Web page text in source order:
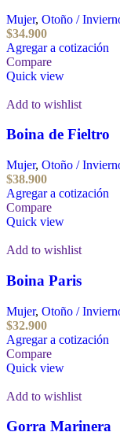
Mujer, Otoño /
$34.900
Agregar a cotización
Compare
Quick view
Add to wishlist
Boina de Fieltro
Mujer, Otoño /
$38.900
Agregar a cotización
Compare
Quick view
Add to wishlist
Boina Paris
Mujer, Otoño /
$32.900
Agregar a cotización
Compare
Quick view
Add to wishlist
Gorra Marinera